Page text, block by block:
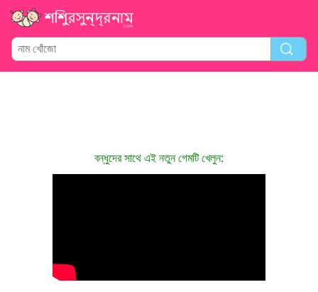
বন্ধুদের সাথে এই নতুন গেমটি খেলুন: